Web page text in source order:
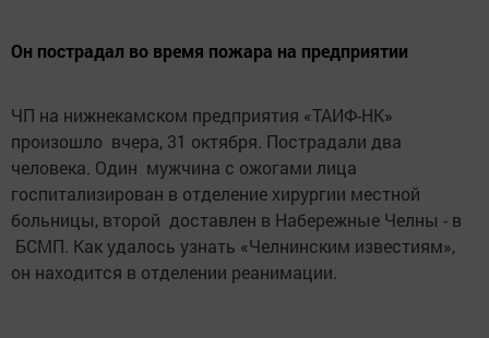
Он пострадал во время пожара на предприятии
ЧП на нижнекамском предприятия «ТАИФ-НК»
произошло вчера, 31 октября. Пострадали два
человека. Один мужчина с ожогами лица
госпитализирован в отделение хирургии местной
больницы, второй доставлен в Набережные Челны - в
БСМП. Как удалось узнать «Челнинским известиям»,
он находится в отделении реанимации.